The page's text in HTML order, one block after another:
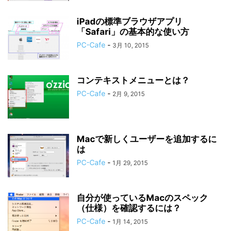
iPadの標準ブラウザアプリ
「Safari」の基本的な使い方
PC-Cafe - 3月 10, 2015
コンテキストメニューとは？
PC-Cafe - 2月 9, 2015
Macで新しくユーザーを追加するに
は
PC-Cafe - 1月 29, 2015
自分が使っているMacのスペック
（仕様）を確認するには？
PC-Cafe - 1月 14, 2015